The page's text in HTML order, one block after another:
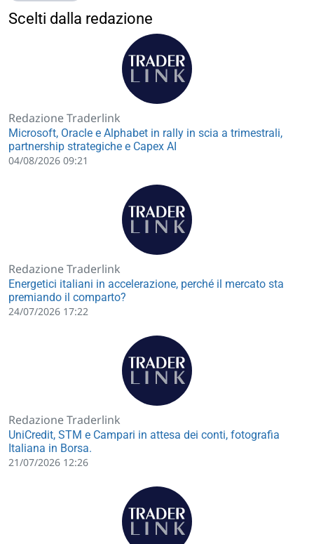
Scelti dalla redazione
Redazione Traderlink
Microsoft, Oracle e Alphabet in rally in scia a trimestrali,
partnership strategiche e Capex AI
04/08/2026 09:21
Redazione Traderlink
Energetici italiani in accelerazione, perché il mercato sta
premiando il comparto?
24/07/2026 17:22
Redazione Traderlink
UniCredit, STM e Campari in attesa dei conti, fotografia
Italiana in Borsa.
21/07/2026 12:26